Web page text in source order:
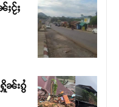
တီႈၵူႈလႅၼ်ပေႃးတေၸွ
ႈၵမ်ႉထႅမ် ၸုမ်းၶၢ
ႃႈဢေႃႈ။
ႈငႂ်ႈ
ၼ်းၵွႆ